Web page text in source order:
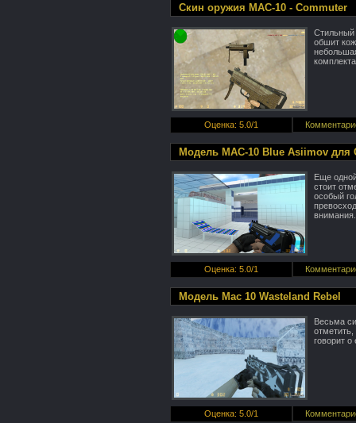
Скин оружия MAC-10 - Commuter
Стильный
обшит
Оценка: 5.0/1
Модель MAC-10 Blue Asiimov для
Еще
стоит
особый
внимания.
Оценка: 5.0/1
Модель Mac 10 Wasteland Rebel
Весьма
отметить,
говорит о
Оценка: 5.0/1